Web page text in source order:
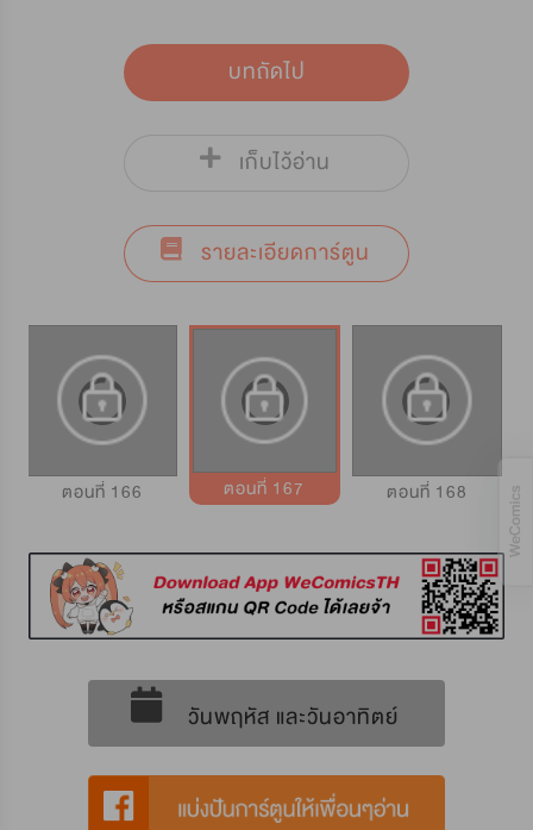
บทถัดไป
เก็บไว้อ่าน
รายละเอียดการ์ตูน
ตอนที่ 166 ตอนที่ 167 ตอนที่ 168
วันพฤหัส และวันอาทิตย์